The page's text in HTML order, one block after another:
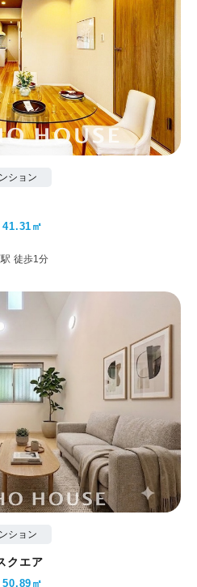
ション
41.31㎡
徒歩1分
ション
クエア
50.89㎡